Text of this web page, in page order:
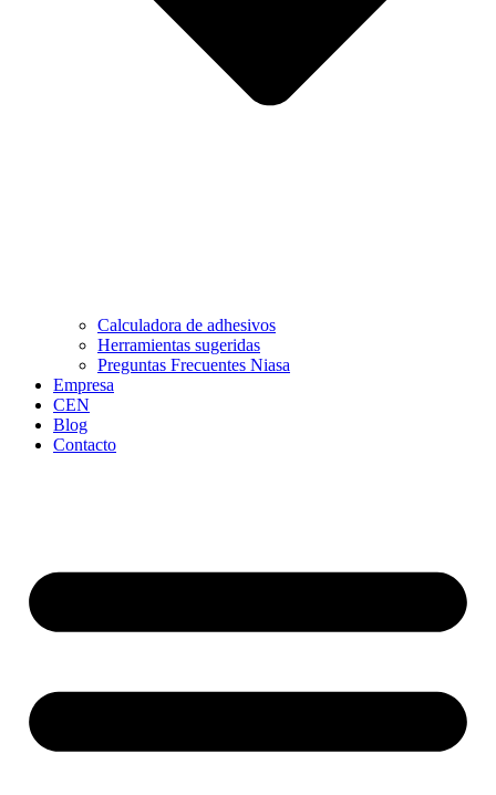
Calculadora de adhesivos
Herramientas sugeridas
Preguntas Frecuentes Niasa
Empresa
CEN
Blog
Contacto